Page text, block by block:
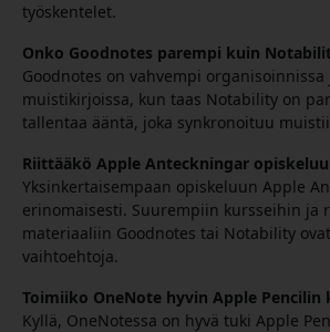
työskentelet.
Onko Goodnotes parempi kuin
Goodnotes on vahvempi
muistikirjoissa, kun taas Notability on
tallentaa ääntä, joka synkronoituu
Riittääkö Apple Anteckningar
Yksinkertaisempaan opiskeluun Apple
erinomaisesti. Suurempiin kursseihin ja
materiaaliin Goodnotes tai Notability
vaihtoehtoja.
Toimiiko OneNote hyvin Apple Pencilin
Kyllä, OneNotessa on hyvä tuki Apple